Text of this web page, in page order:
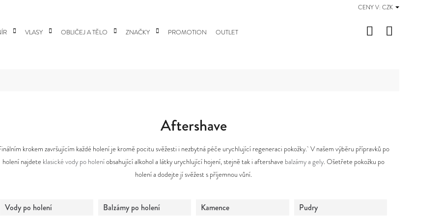
CENY V: CZK
VLASY OBLIČEJ A TĚLO ZNAČKY PROMOTION OUTLET Hledat
Aftershave
krokem završujícím každé holení je kromě pocitu svěžesti i nezbytná péče urychlující regeneraci pokožky. V našem výběru přípravků po
holení najdete klasické vody po holeníobsahující alkohol a látky urychlující hojení, stejně tak i aftershave balzámy a gely. Ošetřete pokožku po
holení a dodejte jí svěžest s příjemnou vůní.
Vody po holení Balzámy po holení Kamence
Pudry
DOPORUČUJEME